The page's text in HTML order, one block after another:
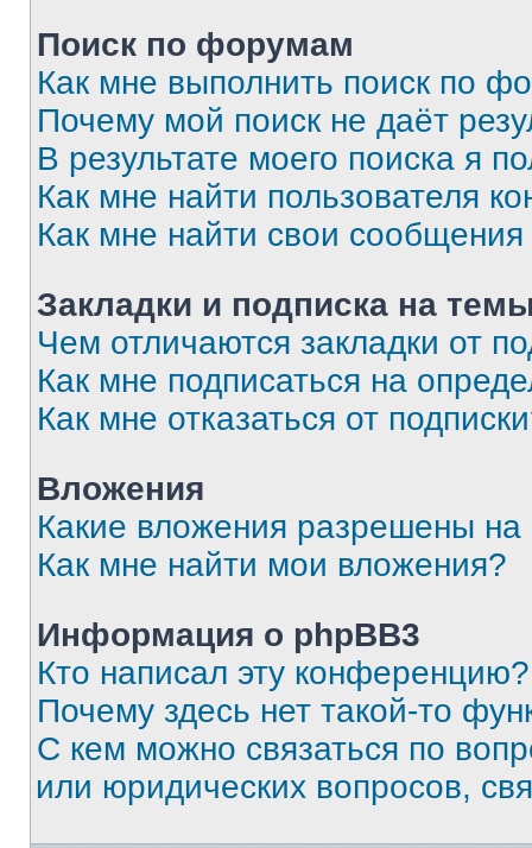
Поиск по форумам
Как мне выполнить поиск по
Почему мой поиск не даёт
В результате моего поиска я
Как мне найти пользователя
Как мне найти свои
Закладки и подписка на
Чем отличаются закладки от
Как мне подписаться на
Как мне отказаться от
Вложения
Какие вложения разрешены
Как мне найти мои вложения?
Информация о phpBB3
Кто написал эту конференцию?
Почему здесь нет такой-то
С кем можно связаться по
или юридических вопросов,